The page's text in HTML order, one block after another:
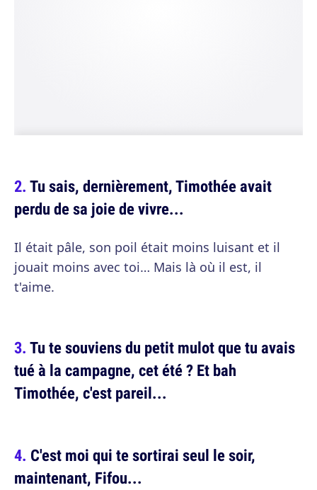
Tu sais, dernièrement, Timothée avait
perdu de sa joie de vivre...
Il était pâle, son poil était moins luisant et il
jouait moins avec toi… Mais là où il est, il
t'aime.
Tu te souviens du petit mulot que tu avais
tué à la campagne, cet été ? Et bah
Timothée, c'est pareil...
C'est moi qui te sortirai seul le soir,
maintenant, Fifou...